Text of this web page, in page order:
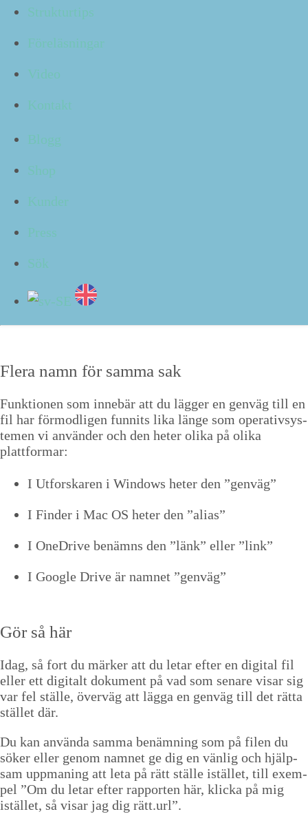
Strukturtips
Föreläsningar
Video
Kontakt
Blogg
Shop
Kunder
Press
Sök
vi tycks göra är gen­vä­gar — till dig­i­ta­la fil­er och
al vi rör oss med om dagar­na är det svårt att ska­pa god
bestämde dig för hur struk­turen ska se ut, är det lätt
fint om där fanns en gen­väg till det som i själ­va ver­ket
och istäl­let kun­na ägna dig mer åt görande.
blogginlägget också som ett avsnitt av
Flera namn för sam­ma sak
Funk­tio­nen som innebär att du läg­ger en gen­väg till en
fil har för­mod­li­gen fun­nits lika länge som oper­a­tivsys­
te­men vi använ­der och den het­er oli­ka på oli­ka
plattformar:
I Utforskaren i Win­dows het­er den ”gen­väg”
I Find­er i Mac OS het­er den ”alias”
I OneDrive benämns den ”länk” eller ”link”
I Google Dri­ve är nam­net ”gen­väg”
Gör så här
Idag, så fort du märk­er att du letar efter en dig­i­tal fil
eller ett dig­i­talt doku­ment på vad som senare vis­ar sig
var fel ställe, överväg att läg­ga en gen­väg till det rät­ta
stäl­let där.
Du kan använ­da sam­ma benämn­ing som på filen du
sök­er eller genom nam­net ge dig en vän­lig och hjälp­
sam upp­man­ing att leta på rätt ställe istäl­let, till exem­
pel ”Om du letar efter rap­porten här, klic­ka på mig
istäl­let, så vis­ar jag dig rätt.url”.